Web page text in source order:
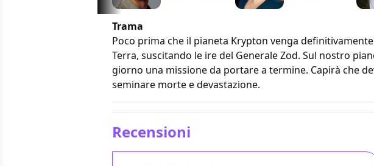
Trama
Poco prima che il pianeta Krypton venga
Terra, suscitando le ire del Generale Zod. Sul nostro
giorno una missione da portare a termine. Capirà che
seminare morte e devastazione.
Recensioni